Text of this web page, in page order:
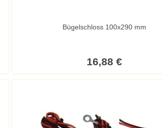
Bügelschloss 100x290 mm
16,88 €